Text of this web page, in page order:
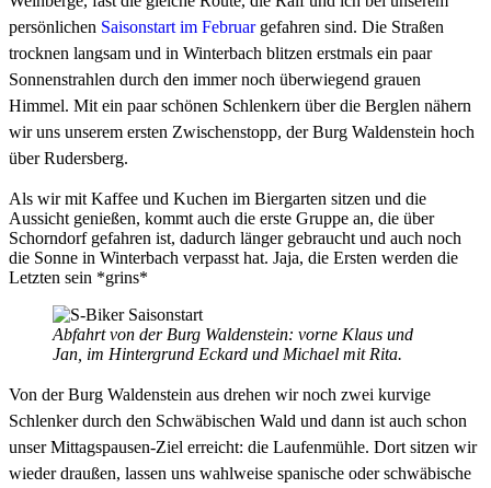
persönlichen Saisonstart im Februargefahren sind. Die Straßen
trocknen langsam und in Winterbach blitzen erstmals ein paar
Sonnenstrahlen durch den immer noch überwiegend grauen
Himmel. Mit ein paar schönen Schlenkern über die Berglen nähern
wir uns unserem ersten Zwischenstopp, der Burg Waldenstein hoch
über Rudersberg.
Als wir mit Kaffee und Kuchen im Biergarten sitzen und die
Aussicht genießen, kommt auch die erste Gruppe an, die über
Schorndorf gefahren ist, dadurch länger gebraucht und auch noch
die Sonne in Winterbach verpasst hat. Jaja, die Ersten werden die
Letzten sein *grins*
Abfahrt von der Burg Waldenstein: vorne Klaus und
Jan, im Hintergrund Eckard und Michael mit Rita.
Von der Burg Waldenstein aus drehen wir noch zwei kurvige
Schlenker durch den Schwäbischen Wald und dann ist auch schon
unser Mittagspausen-Ziel erreicht: die Laufenmühle. Dort sitzen wir
wieder draußen, lassen uns wahlweise spanische oder schwäbische